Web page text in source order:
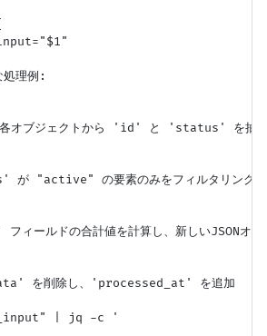
理例:
オブジェクトから 'id' と 'status' を抽
"active" の要素のみをフィルタリング
ィールドの合計値を計算し、新しいJSONオブ
を削除し、'processed_at' を追加
| jq -c '